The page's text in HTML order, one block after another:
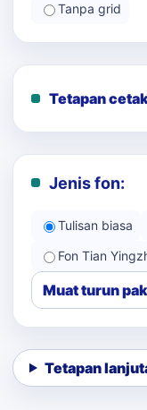
Tanpa grid
Tetapan
Jenis fon:
Tulisan biasa
Fon Tian
Muat turun
Tetapan